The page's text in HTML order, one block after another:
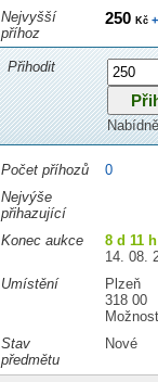
Nejvyšší
příhoz
250 Kč+
Přihodit
Počet příhozů
0
Nejvýše
přihazující
Konec aukce
8 d 11
14. 08.
Umístění
Plzeň
318 00
Stav
předmětu
Nové